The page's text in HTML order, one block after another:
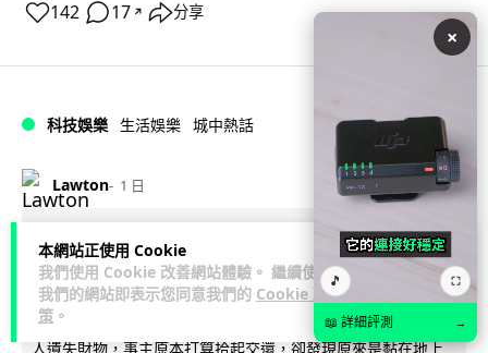
本網站正使用 Cookie
我們使用 Cookie 改善網站體驗。 繼續使用
我們的網站即表示您同意我們的 Cookie 政
策 。
142 17 ↗ 分享
科技娛樂 生活娛樂 城中熱話
Lawton 1 日
港鐵紅磡站現「黐地銀包」 原來是藝術
品呃足全港市民兩年
港鐵紅磡站月台一個銀色「銀包」多年來一再令乘客誤以為有
人遺失財物，事主原本打算拾起交還，卻發現原來是黏在地上
×
🎵 ⛶
📖 詳細評測 →